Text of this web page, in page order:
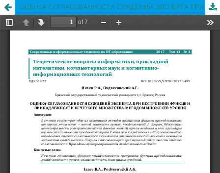
ОЦЕНКА СОГЛАСОВАННОСТИ СУЖДЕНИЙ ЭКСПЕРТА ПРИ ПОСТРОЕНИИ ФУНКЦИИ ПРИНАДЛЕЖНОСТИ НЕЧЕТКОГО МНОЖЕСТВА МЕТОДОМ МНОЖЕСТВ УРОВНЯ